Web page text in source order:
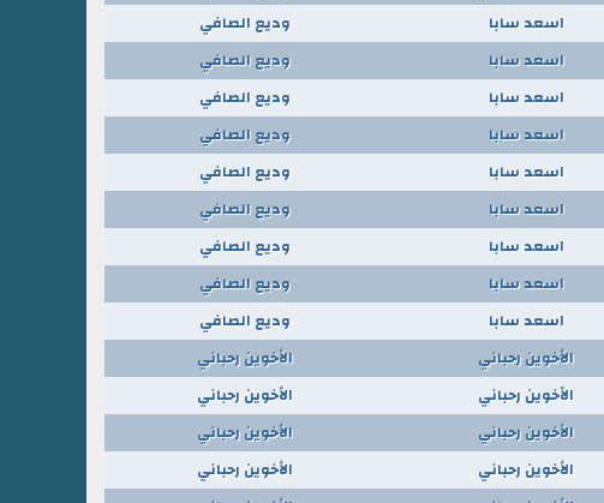
اسعد سابا وديع الصافي
اسعد سابا وديع الصافي
اسعد سابا وديع الصافي
اسعد سابا وديع الصافي
اسعد سابا وديع الصافي
اسعد سابا وديع الصافي
اسعد سابا وديع الصافي
اسعد سابا وديع الصافي
اسعد سابا وديع الصافي
الأخوين رحباني الأخوين رحباني
الأخوين رحباني الأخوين رحباني
الأخوين رحباني الأخوين رحباني
الأخوين رحباني الأخوين رحباني